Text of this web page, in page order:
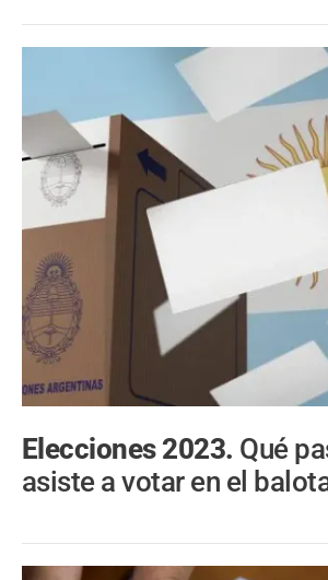
Elecciones 2023. Qué
asiste a votar en el